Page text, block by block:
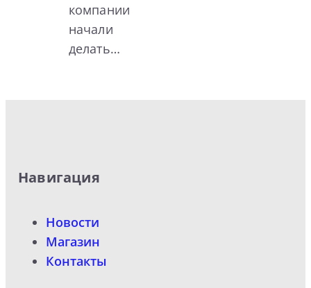
компании
начали
делать…
Навигация
Новости
Магазин
Контакты